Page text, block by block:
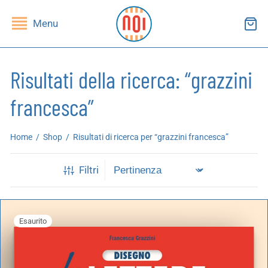
Menu
Risultati della ricerca: “grazzini
francesca”
Home / Shop / Risultati di ricerca per “grazzini francesca”
Filtri
Esaurito
DI LETTURA